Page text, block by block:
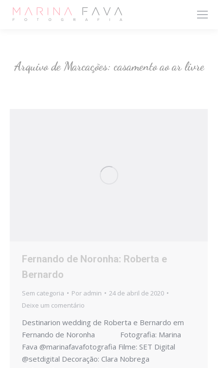
Arquivo de Marcações: casamento ao ar livre
Fernando de Noronha: Roberta e
Bernardo
Sem categoria Por admin
24 de abril de 2020
Deixe um comentário
Destinarion wedding de Roberta e Bernardo em
Fernando de Noronha Fotografia: Marina
Fava @marinafavafotografia Filme: SET Digital
@setdigital Decoração: Clara Nobrega